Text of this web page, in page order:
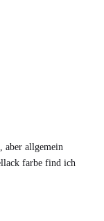
aber allgemein
farbe find ich